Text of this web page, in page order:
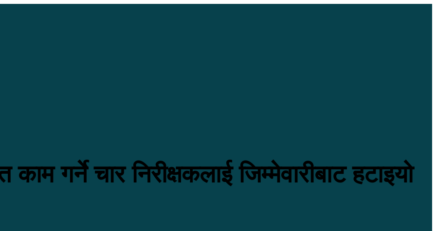
काम गर्ने चार निरीक्षकलाई जिम्मेवारीबाट हटाइयो